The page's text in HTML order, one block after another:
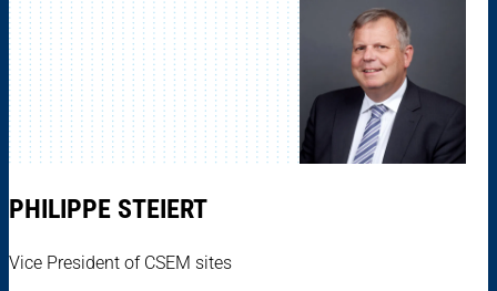
PHILIPPE STEIERT
Vice President of CSEM sites